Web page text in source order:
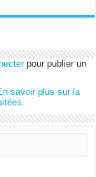
pour publier un
savoir plus sur la